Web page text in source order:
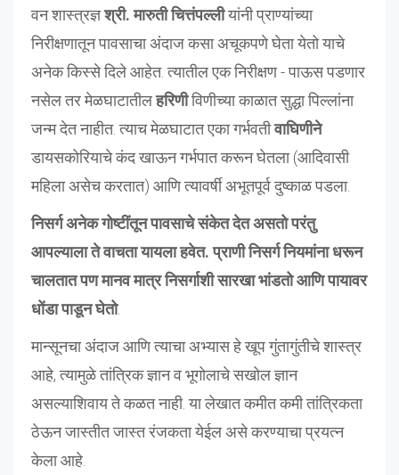
वन शास्त्रज्ञश्री. मारुती चित्तंपल्लीयांनी प्राण्यांच्या
निरीक्षणातून पावसाचा अंदाज कसा अचूकपणे घेता येतो याचे
अनेक किस्से दिले आहेत. त्यातील एक निरीक्षण - पाऊस पडणार
नसेल तर मेळघाटातीलहरिणीविणीच्या काळात सुद्धा पिल्लांना
जन्म देत नाहीत. त्याच मेळघाटात एका गर्भवतीवाघिणीने
डायसकोरियाचे कंद खाऊन गर्भपात करून घेतला (आदिवासी
महिला असेच करतात) आणि त्यावर्षी अभूतपूर्व दुष्काळ पडला.
निसर्ग अनेक गोष्टींतून पावसाचे संकेत देत असतो परंतु
आपल्याला ते वाचता यायला हवेत. प्राणी निसर्ग नियमांना धरून
चालतात पण मानव मात्र निसर्गाशी सारखा भांडतो आणि पायावर
धोंडा पाडून घेतो.
मान्सूनचा अंदाज आणि त्याचा अभ्यास हे खूप गुंतागुंतीचे शास्त्र
आहे, त्यामुळे तांत्रिक ज्ञान व भूगोलाचे सखोल ज्ञान
असल्याशिवाय ते कळत नाही. या लेखात कमीत कमी तांत्रिकता
ठेऊन जास्तीत जास्त रंजकता येईल असे करण्याचा प्रयत्न
केला आहे.